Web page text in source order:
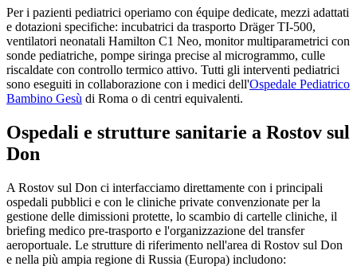
Per i pazienti pediatrici operiamo con équipe dedicate, mezzi adattati
e dotazioni specifiche: incubatrici da trasporto Dräger TI-500,
ventilatori neonatali Hamilton C1 Neo, monitor multiparametrici con
sonde pediatriche, pompe siringa precise al microgrammo, culle
riscaldate con controllo termico attivo. Tutti gli interventi pediatrici
sono eseguiti in collaborazione con i medici dell'Ospedale Pediatrico
Bambino Gesù di Roma o di centri equivalenti.
Ospedali e strutture sanitarie a Rostov sul
Don
A Rostov sul Don ci interfacciamo direttamente con i principali
ospedali pubblici e con le cliniche private convenzionate per la
gestione delle dimissioni protette, lo scambio di cartelle cliniche, il
briefing medico pre-trasporto e l'organizzazione del transfer
aeroportuale. Le strutture di riferimento nell'area di Rostov sul Don
e nella più ampia regione di Russia (Europa) includono: